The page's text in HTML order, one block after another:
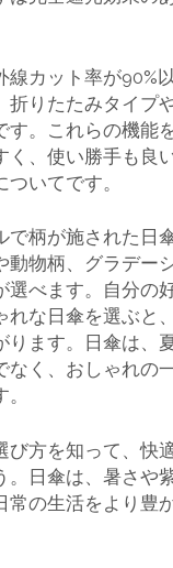
線カット率が90%
折りたたみタイプ
。これらの機能
、使い勝手も良
いてです。
で柄が施された日
動物柄、グラデー
選べます。自分の
れな日傘を選ぶと
ります。日傘は、
なく、おしゃれの
び方を知って、快
。日傘は、暑さや
常の生活をより豊